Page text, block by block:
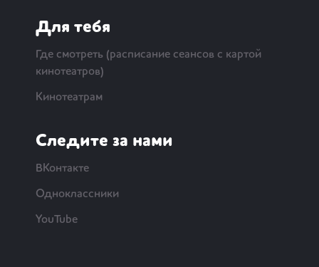
Для тебя
Где смотреть (расписание сеансов с картой
кинотеатров)
Кинотеатрам
Следите за нами
ВКонтакте
Одноклассники
YouTube